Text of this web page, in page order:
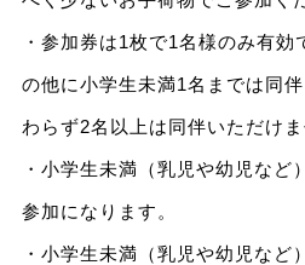
・参加券は1枚で1名様のみ有効
の他に小学生未満1名までは同
わらず2名以上は同伴いただけま
・小学生未満（乳児や幼児など
参加になります。
・小学生未満（乳児や幼児など